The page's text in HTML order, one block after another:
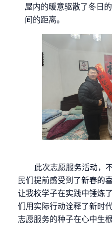
屋内的暖意驱散了冬日
间的距离。
此次志愿服务活动，
民们提前感受到了新春的
让我校学子在实践中锤炼
们用实际行动诠释了新时
志愿服务的种子在心中生